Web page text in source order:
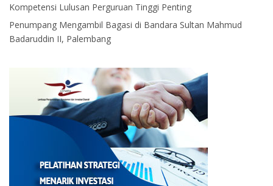
Kompetensi Lulusan Perguruan Tinggi Penting
Penumpang Mengambil Bagasi di Bandara Sultan Mahmud
Badaruddin II, Palembang